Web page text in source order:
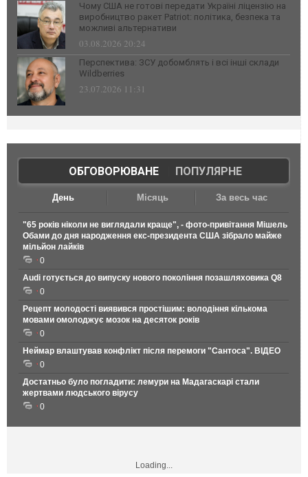
Чому США не готові передати Україні ліцензію на
виробництво ракет Patriot: політика, безпека та
можливі альтернативи
03.08.2026 20:24
Перспектива: ЗСУ добомблять і всі інші склади
Wildberries
23.07.2026 11:31
ОБГОВОРЮВАНЕ| ПОПУЛЯРНЕ
День Місяць За весь час
"65 років ніколи не виглядали краще", - фото-привітання Мішель
Обами до дня народження екс-президента США зібрало майже
мільйон лайків
0
Audi готується до випуску нового покоління позашляховика Q8
0
Рецепт молодості виявився простішим: володіння кількома
мовами омолоджує мозок на десяток років
0
Неймар влаштував конфлікт після перемоги "Сантоса". ВІДЕО
0
Достатньо було погладити: лемури на Мадагаскарі стали
жертвами людського вірусу
0
Loading...